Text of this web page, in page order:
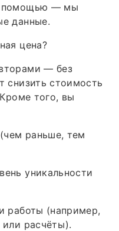
помощью — мы
данные.
цена?
— без
снизить стоимость
того, вы
(чем раньше, тем
уникальности
работы (например,
или расчёты).